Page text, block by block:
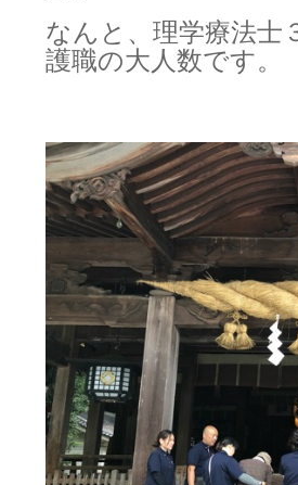
なんと、理学療法士
護職の大人数です。